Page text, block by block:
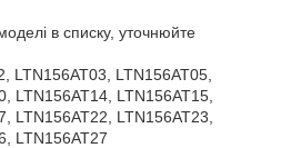
в списку, уточнюйте
LTN156AT05,
LTN156AT14, LTN156AT15,
LTN156AT22, LTN156AT23,
LTN156AT27